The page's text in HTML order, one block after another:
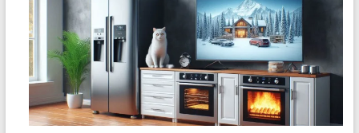
klima
kombi
alınır.